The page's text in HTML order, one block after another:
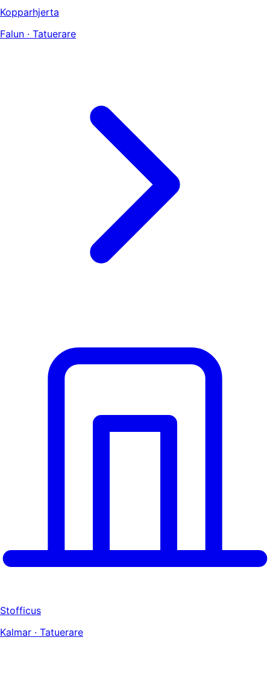
Kopparhjerta
Falun · Tatuerare
Stofficus
Kalmar · Tatuerare